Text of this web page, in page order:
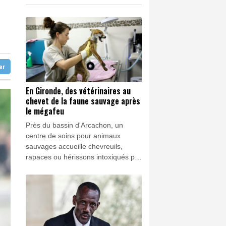
de Cagnes-sur-Mer
de défense
en eau libre
0.46% 4322.09 €
En Gironde, des vétérinaires au
chevet de la faune sauvage après
le mégafeu
Près du bassin d'Arcachon, un
centre de soins pour animaux
sauvages accueille chevreuils,
rapaces ou hérissons intoxiqués par
désorientés par la perte de leur
habitat naturel qui s'ajoute à la
sécheresse.